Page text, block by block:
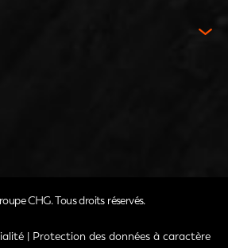
CHG. Tous droits réservés.
| Protection des données à caractère